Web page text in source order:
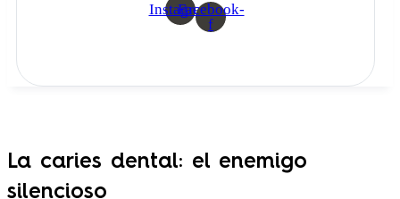
Instagram
Facebook-
f
La caries dental: el enemigo
silencioso